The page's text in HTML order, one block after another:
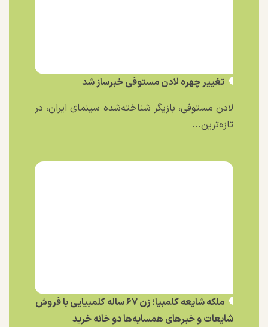
تغییر چهره لادن مستوفی خبرساز شد
لادن مستوفی، بازیگر شناخته‌شده سینمای ایران، در
تازه‌ترین...
ملکه شایعه کلمبیا؛ زن ۶۷ ساله کلمبیایی با فروش
شایعات و خبر‌های همسایه‌ها دو خانه خرید